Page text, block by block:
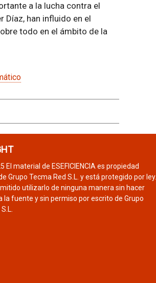
a la lucha contra el
Díaz, han influido en el
todo en el ámbito de la
El material de ESEFICIENCIA es propiedad
Grupo Tecma Red S.L. y está protegido por ley.
utilizarlo de ninguna manera sin hacer
la fuente y sin permiso por escrito de Grupo